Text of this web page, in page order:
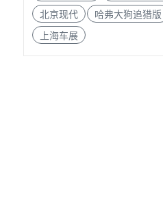
北京现代
哈弗大狗追猎版
上海车展